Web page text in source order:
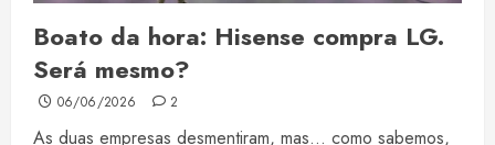
Boato da hora: Hisense compra LG.
Será mesmo?
06/06/2026 2
As duas empresas desmentiram, mas… como sabemos,